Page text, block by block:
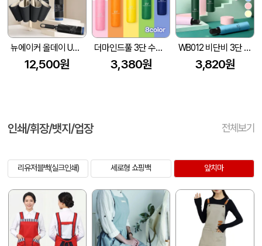
뉴에이커 올데이 UV차단 8K 3단 거꾸로 자동 양우산 고리 손잡이
12,500원
더마인드풀 3단 수동 UV차단 거꾸로 양우산 색상 8종
3,380원
WB012 비단비 3단 8K 솔리드 전자동 암막 양우산 (인쇄/케이스포함)
3,820원
인쇄/휘장/뱃지/업장 전체보기
리유저블백(실크인쇄) 세로형 쇼핑백 앞치마